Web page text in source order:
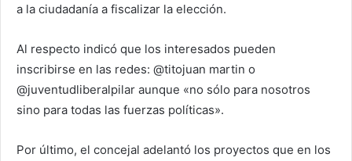
a la ciudadanía a fiscalizar la elección.
Al respecto indicó que los interesados pueden
inscribirse en las redes: @titojuan martin o
@juventudliberalpilar aunque «no sólo para nosotros
sino para todas las fuerzas políticas».
Por último, el concejal adelantó los proyectos que en los